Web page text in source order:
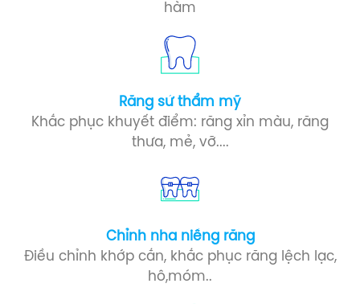
hàm
Răng sứ​ thẩm mỹ
Khắc phục khuyết điểm: răng xỉn màu, răng
thưa, mẻ, vỡ....
Chỉnh nha niềng răng
Điều chỉnh khớp cắn, khắc phục răng lệch lạc,
hô,móm..